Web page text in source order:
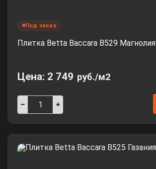
Под заказ
Плитка Betta Baccara B529 Магнолия
Цена: 2 749 руб./м2